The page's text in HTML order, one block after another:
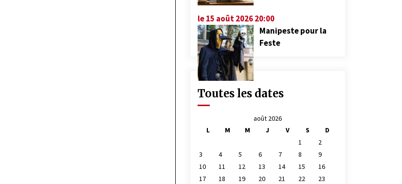
le 15 août 2026 20:00
Manipeste pour la
Feste
Toutes les dates
août 2026
L
M M J V S
D
1
2
3
4 5 6 7 8
9
10
11 12 13 14 15
16
17
18 19 20 21 22
23